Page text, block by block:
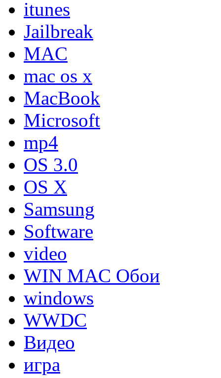
itunes
Jailbreak
MAC
mac os x
MacBook
Microsoft
mp4
OS 3.0
OS X
Samsung
Software
video
WIN MAC Обои
windows
WWDC
Видео
игра